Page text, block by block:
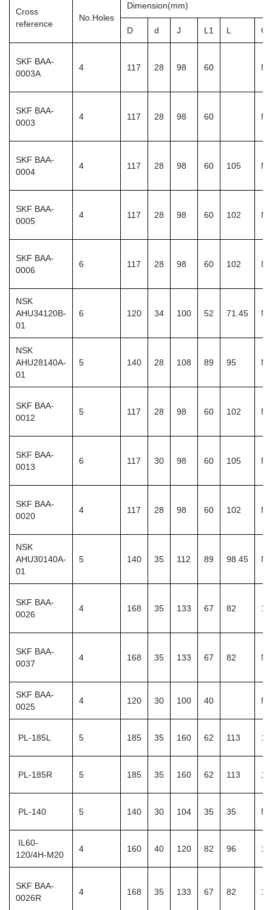
Cross
reference
No.Holes
Dimension(mm)
D d J L1 L Gf
SKF BAA-
0003A
4 117 28 98 60
SKF BAA-
0003
4 117 28 98 60
SKF BAA-
0004
4 117 28 98 60 105
SKF BAA-
0005
4 117 28 98 60 102
SKF BAA-
0006
6 117 28 98 60 102
NSK
AHU34120B-
01
6 120 34 100 52 71.45
NSK
AHU28140A-
01
5 140 28 108 89 95
SKF BAA-
0012
5 117 28 98 60 102
SKF BAA-
0013
6 117 30 98 60 105
SKF BAA-
0020
4 117 28 98 60 102
NSK
AHU30140A-
01
5 140 35 112 89 98.45
SKF BAA-
0026
4 168 35 133 67 82
SKF BAA-
0037
4 168 35 133 67 82
SKF BAA-
0025
4 120 30 100 40
PL-185L 5 185 35 160 62 113 12
PL-185R 5 185 35 160 62 113 12
PL-140 5 140 30 104 35 35
IL60-
120/4H-M20
4 160 40 120 82 96 11
SKF BAA-
0026R
4 168 35 133 67 82